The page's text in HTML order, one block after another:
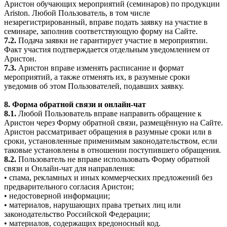
Аристон обучающих мероприятий (семинаров) по продукции
Ariston. Любой Пользователь, в том числе
незарегистрированный, вправе подать заявку на участие в
семинаре, заполнив соответствующую форму на Сайте.
7.2. Подача заявки не гарантирует участие в мероприятии.
Факт участия подтверждается отдельным уведомлением от
Аристон.
7.3. Аристон вправе изменять расписание и формат
мероприятий, а также отменять их, в разумные сроки
уведомив об этом Пользователей, подавших заявку.
8. Форма обратной связи и онлайн-чат
8.1. Любой Пользователь вправе направить обращение к
Аристон через Форму обратной связи, размещённую на Сайте.
Аристон рассматривает обращения в разумные сроки или в
сроки, установленные применимым законодательством, если
таковые установлены в отношении поступившего обращения.
8.2. Пользователь не вправе использовать Форму обратной
связи и Онлайн-чат для направления:
• спама, рекламных и иных коммерческих предложений без
предварительного согласия Аристон;
• недостоверной информации;
• материалов, нарушающих права третьих лиц или
законодательство Российской Федерации;
• материалов, содержащих вредоносный код.